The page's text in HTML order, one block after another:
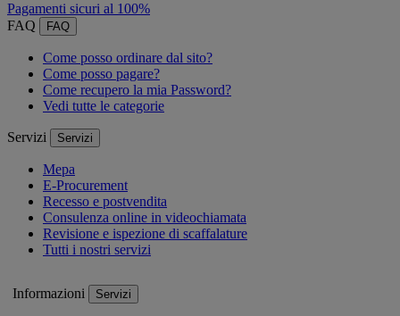
Pagamenti sicuri al 100%
FAQ
FAQ
Come posso ordinare dal sito?
Come posso pagare?
Come recupero la mia Password?
Vedi tutte le categorie
Servizi Servizi
Mepa
E-Procurement
Recesso e postvendita
Consulenza online in videochiamata
Revisione e ispezione di scaffalature
Tutti i nostri servizi
Informazioni Servizi